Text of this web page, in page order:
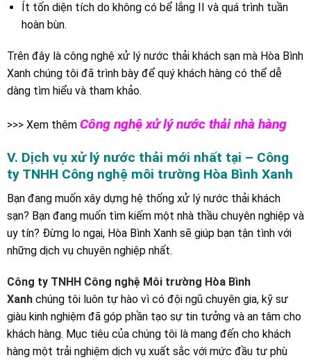
Ít tốn diện tích do không có bể lắng II và quá trình tuần
hoàn bùn.
Trên đây là công nghệ xử lý nước thải khách sạn mà Hòa Bình
Xanh chúng tôi đã trình bày để quý khách hàng có thể dễ
dàng tìm hiểu và tham khảo.
>>> Xem thêm Công nghệ xử lý nước thải nhà hàng
V. Dịch vụ xử lý nước thải mới nhất tại – Công
ty TNHH Công nghệ môi trường Hòa Bình Xanh
Bạn đang muốn xây dựng hệ thống xử lý nước thải khách
sạn? Bạn đang muốn tìm kiếm một nhà thầu chuyên nghiệp và
uy tín? Đừng lo ngại, Hòa Bình Xanh sẽ giúp bạn tận tình với
những dịch vụ chuyên nghiệp nhất.
Công ty TNHH Công nghệ Môi trường Hòa Bình
Xanhchúng tôi luôn tự hào vì có đội ngũ chuyên gia, kỹ sư
giàu kinh nghiệm đã góp phần tạo sự tin tưởng và an tâm cho
khách hàng. Mục tiêu của chúng tôi là mang đến cho khách
hàng một trải nghiệm dịch vụ xuất sắc với mức đầu tư phù